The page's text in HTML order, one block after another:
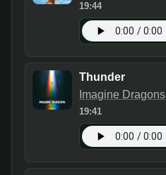
19:44
Thunder
Imagine Dragons
19:41